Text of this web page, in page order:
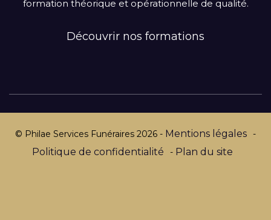
Normandie
Par département :
formation théorique et opérationnelle de qualité.
Découvrir nos formations
© Philae Services Funéraires 2026 - Mentions légales -
Politique de confidentialité - Plan du site